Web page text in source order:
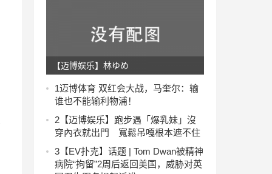
【迈博娱乐】林ゆめ
1迈博体育 双红会大战，马奎尔：输
谁也不能输利物浦！
2 【迈博娱乐】跑步遇「爆乳妹」沒
穿內衣就出門 寬鬆吊嘎根本遮不住
3 【EV扑克】话题 | Tom Dwan被精神
病院“拘留”2周后返回美国，威胁对英